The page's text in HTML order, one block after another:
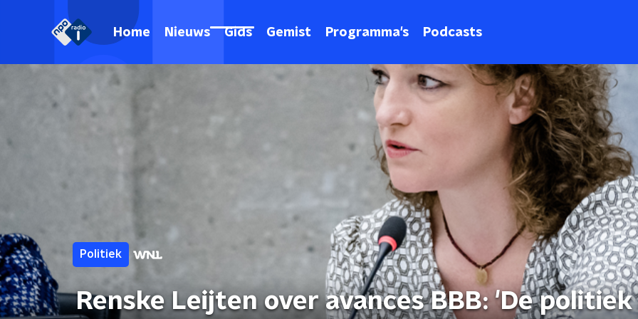
Home Nieuws Gids Gemist Programma's Podcasts
Politiek
Renske Leijten over avances BBB: 'De politiek